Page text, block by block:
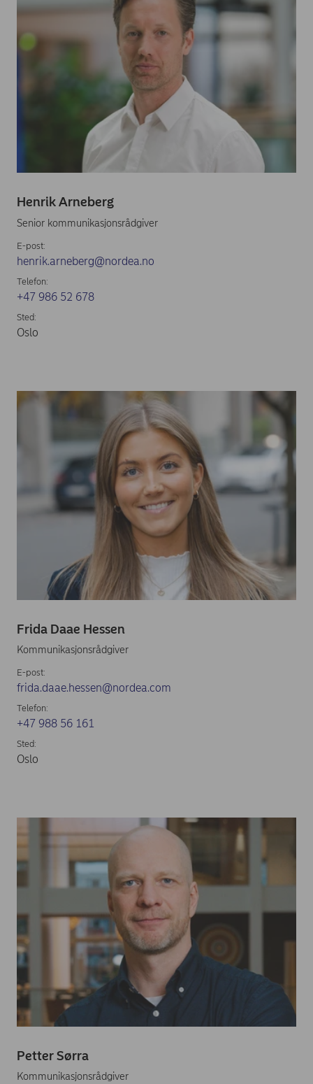
Henrik Arneberg
Senior kommunikasjonsrådgiver
E-post:
henrik.arneberg@nordea.no
Telefon:
+47 986 52 678
Sted:
Oslo
Frida Daae Hessen
Kommunikasjonsrådgiver
E-post:
frida.daae.hessen@nordea.com
Telefon:
+47 988 56 161
Sted:
Oslo
Petter Sørra
Kommunikasjonsrådgiver